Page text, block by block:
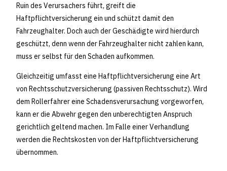
Ruin des Verursachers führt, greift die
Haftpflichtversicherung ein und schützt damit den
Fahrzeughalter. Doch auch der Geschädigte wird hierdurch
geschützt, denn wenn der Fahrzeughalter nicht zahlen kann,
muss er selbst für den Schaden aufkommen.
Gleichzeitig umfasst eine Haftpflichtversicherung eine Art
von Rechtsschutzversicherung (passiven Rechtsschutz). Wird
dem Rollerfahrer eine Schadensverursachung vorgeworfen,
kann er die Abwehr gegen den unberechtigten Anspruch
gerichtlich geltend machen. Im Falle einer Verhandlung
werden die Rechtskosten von der Haftpflichtversicherung
übernommen.